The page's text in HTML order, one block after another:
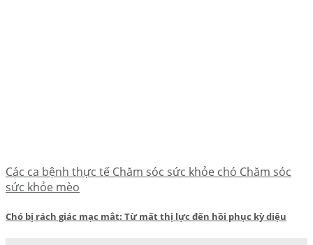
Các ca bệnh thực tế Chăm sóc sức khỏe chó Chăm sóc
sức khỏe mèo
Chó bị rách giác mạc mắt: Từ mất thị lực đến hồi phục kỳ diệu